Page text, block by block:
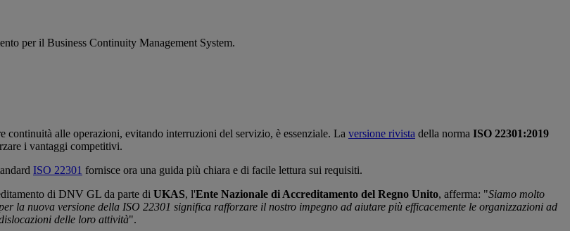
per il Business Continuity Management System.
continuità alle operazioni, evitando interruzioni del servizio, è essenziale. La versione rivista della norma ISO 22301:2019
i vantaggi competitivi.
ISO 22301 fornisce ora una guida più chiara e di facile lettura sui requisiti.
di DNV GL da parte di UKAS, l'Ente Nazionale di Accreditamento del Regno Unito, afferma: "Siamo molto
la nuova versione della ISO 22301 significa rafforzare il nostro impegno ad aiutare più efficacemente le organizzazioni ad
delle loro attività".